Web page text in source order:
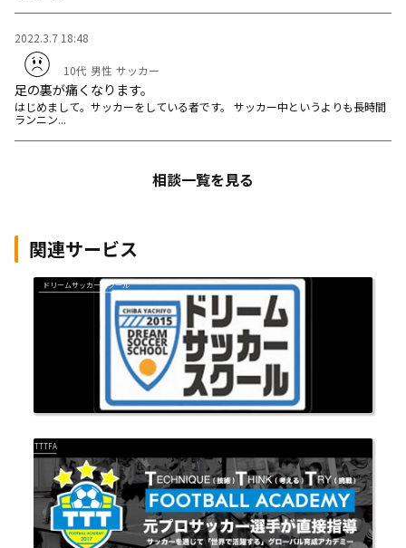
2022.3.7 18:48
10代 男性 サッカー
足の裏が痛くなります。
はじめまして。サッカーをしている者です。 サッカー中というよりも長時間
ランニン...
相談一覧を見る
関連サービス
ドリームサッカースクール
TTTFA